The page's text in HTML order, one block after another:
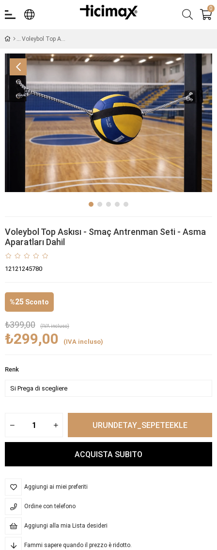
0
Voleybol Top Askısı - Smaç Antrenman Seti - Asma Aparatları Dahil
Voleybol Top Askısı - Smaç Antrenman Seti - Asma
Aparatları Dahil
12121245780
%25 Sconto
₺399,00 (IVA incluso)
₺299,00 (IVA incluso)
Renk
Aggiungi ai miei preferiti
Ordine con telefono
Aggiungi alla mia Lista desideri
Fammi sapere quando il prezzo è ridotto.